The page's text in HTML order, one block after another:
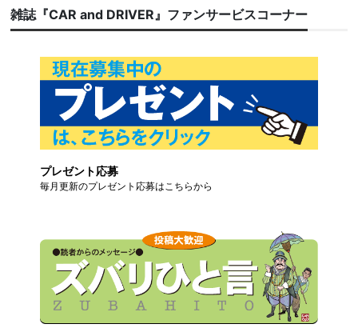
雑誌『CAR and DRIVER』ファンサービスコーナー
プレゼント応募
毎月更新のプレゼント応募はこちらから